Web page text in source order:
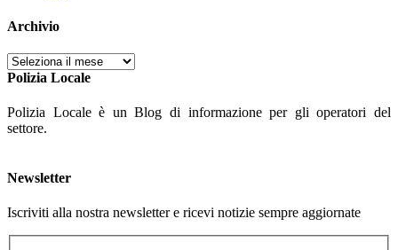
Archivio
Archivio
Polizia Locale
Polizia Locale è un Blog di informazione per gli operatori del
settore.
Newsletter
Iscriviti alla nostra newsletter e ricevi notizie sempre aggiornate